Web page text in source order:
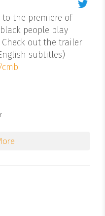
the premiere of
people play
Check out the trailer
subtitles)